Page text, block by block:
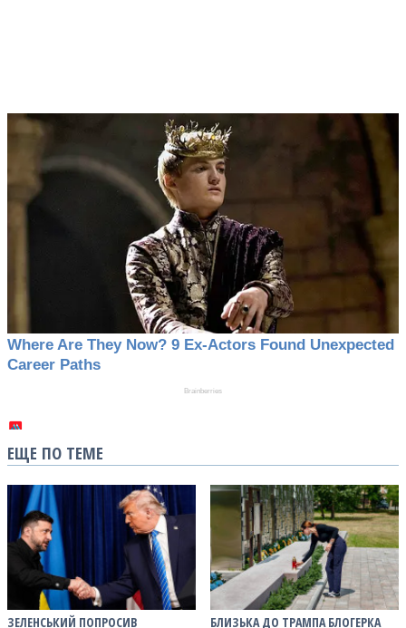
ЕЩЕ ПО ТЕМЕ
ЗЕЛЕНСЬКИЙ ПОПРОСИВ
БЛИЗЬКА ДО ТРАМПА БЛОГЕРКА